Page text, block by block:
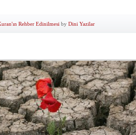
Rehber Edinilmesi by Dini Yazilar